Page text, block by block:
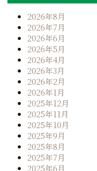
2026年8月
2026年7月
2026年6月
2026年5月
2026年4月
2026年3月
2026年2月
2026年1月
2025年12月
2025年11月
2025年10月
2025年9月
2025年8月
2025年7月
2025年6月